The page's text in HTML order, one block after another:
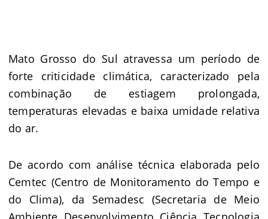
Mato Grosso do Sul atravessa um período de
forte criticidade climática, caracterizado pela
combinação de estiagem prolongada,
temperaturas elevadas e baixa umidade relativa
do ar.
De acordo com análise técnica elaborada pelo
Cemtec (Centro de Monitoramento do Tempo e
do Clima), da Semadesc (Secretaria de Meio